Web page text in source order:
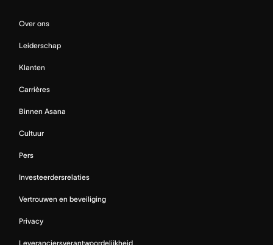
Over ons
Leiderschap
Klanten
Carrières
Binnen Asana
Cultuur
Pers
Investeerdersrelaties
Vertrouwen en beveiliging
Privacy
Leveranciersverantwoordelijkheid